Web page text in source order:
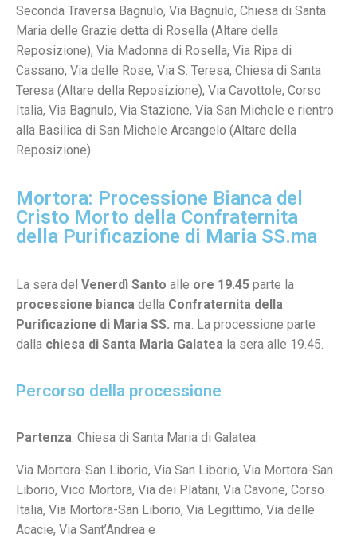
Seconda Traversa Bagnulo, Via Bagnulo, Chiesa di Santa
Maria delle Grazie detta di Rosella (Altare della
Reposizione), Via Madonna di Rosella, Via Ripa di
Cassano, Via delle Rose, Via S. Teresa, Chiesa di Santa
Teresa (Altare della Reposizione), Via Cavottole, Corso
Italia, Via Bagnulo, Via Stazione, Via San Michele e rientro
alla Basilica di San Michele Arcangelo (Altare della
Reposizione).
Mortora: Processione Bianca del
Cristo Morto della Confraternita
della Purificazione di Maria SS.ma
La sera del Venerdì Santo alle ore 19.45 parte la
processione bianca della Confraternita della
Purificazione di Maria SS. ma. La processione parte
dalla chiesa di Santa Maria Galatea la sera alle 19.45.
Percorso della processione
Partenza: Chiesa di Santa Maria di Galatea.
Via Mortora-San Liborio, Via San Liborio, Via Mortora-San
Liborio, Vico Mortora, Via dei Platani, Via Cavone, Corso
Italia, Via Mortora-San Liborio, Via Legittimo, Via delle
Acacie, Via Sant’Andrea e